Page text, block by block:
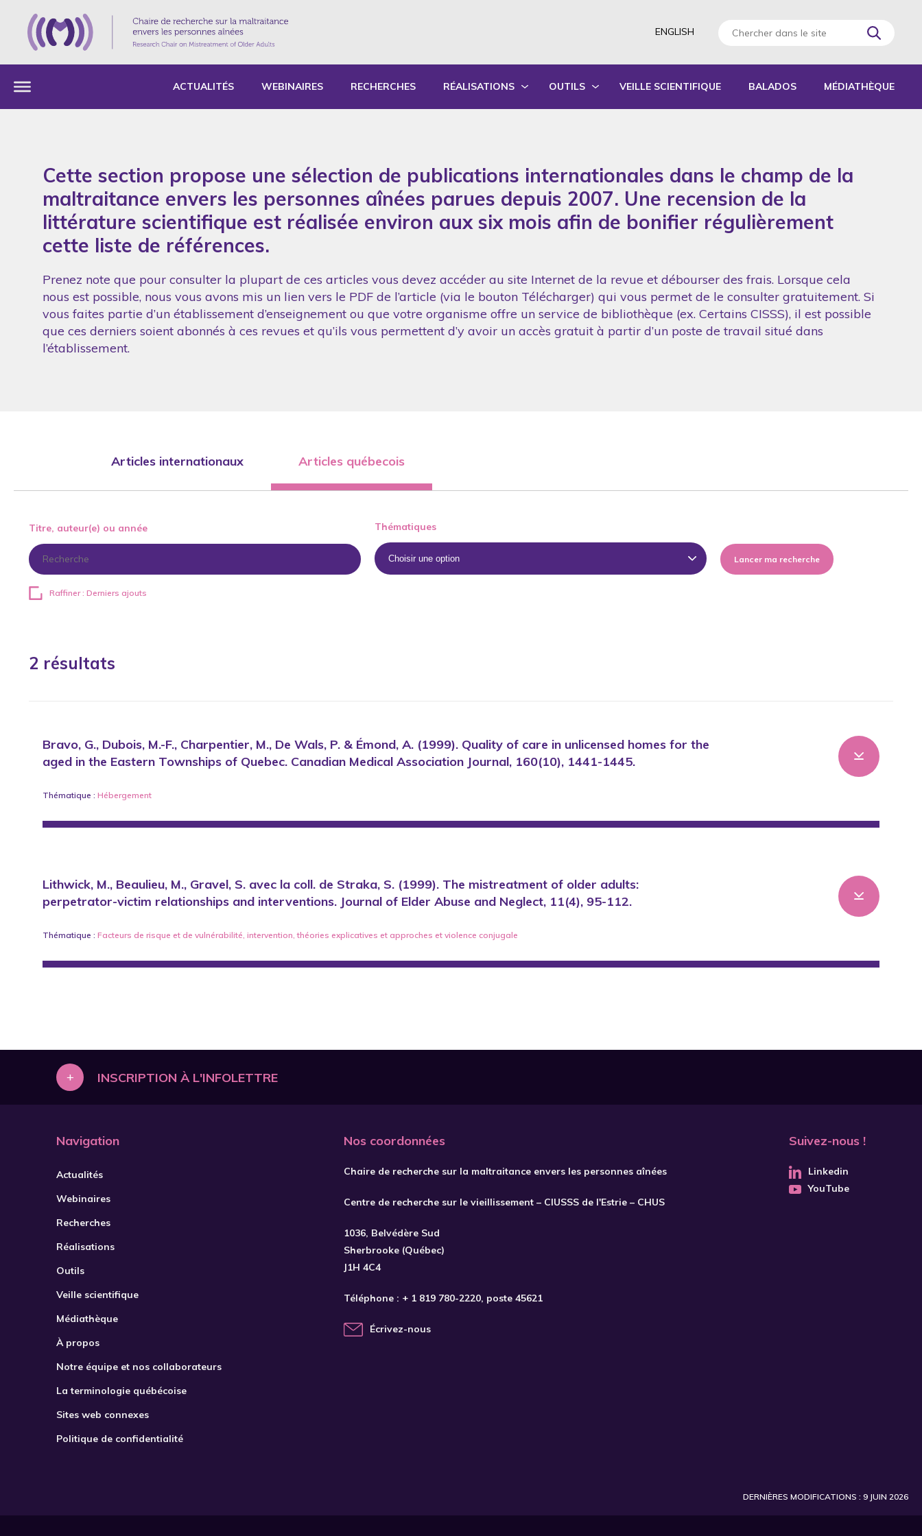
ENGLISH
ACTUALITÉS WEBINAIRES RECHERCHES RÉALISATIONS
SYNTHÈSE DES RAPPORTS ANNUELS D’ACTIVITÉS
OUTILS
FORMATIONS
VEILLE SCIENTIFIQUE BALADOS MÉDIATHÈQUE
Cette section propose une sélection de publications internationales dans le champ de la
maltraitance envers les personnes aînées parues depuis 2007. Une recension de la
littérature scientifique est réalisée environ aux six mois afin de bonifier régulièrement
cette liste de références.
Prenez note que pour consulter la plupart de ces articles vous devez accéder au site Internet de la revue et débourser des frais. Lorsque cela
nous est possible, nous vous avons mis un lien vers le PDF de l’article (via le bouton Télécharger) qui vous permet de le consulter gratuitement. Si
vous faites partie d’un établissement d’enseignement ou que votre organisme offre un service de bibliothèque (ex. Certains CISSS), il est possible
que ces derniers soient abonnés à ces revues et qu’ils vous permettent d’y avoir un accès gratuit à partir d’un poste de travail situé dans
l’établissement.
Articles internationaux Articles québecois
Titre, auteur(e) ou année Thématiques
Lancer ma recherche
Raffiner : Derniers ajouts
2 résultats
Bravo, G., Dubois, M.-F., Charpentier, M., De Wals, P. & Émond, A. (1999). Quality of care in unlicensed homes for the
aged in the Eastern Townships of Quebec. Canadian Medical Association Journal, 160(10), 1441-1445.
Thématique : Hébergement
Lithwick, M., Beaulieu, M., Gravel, S. avec la coll. de Straka, S. (1999). The mistreatment of older adults:
perpetrator-victim relationships and interventions. Journal of Elder Abuse and Neglect, 11(4), 95-112.
Thématique : Facteurs de risque et de vulnérabilité, intervention,théories explicatives et approches et violence conjugale
+ INSCRIPTION À L'INFOLETTRE
Navigation
Actualités
Webinaires
Recherches
Réalisations
Outils
Veille scientifique
Médiathèque
À propos
Notre équipe et nos collaborateurs
La terminologie québécoise
Sites web connexes
Politique de confidentialité
Nos coordonnées
Chaire de recherche sur la maltraitance envers les personnes aînées
Centre de recherche sur le vieillissement – CIUSSS de l'Estrie – CHUS
1036, Belvédère Sud
Sherbrooke (Québec)
J1H 4C4
Téléphone : + 1 819 780-2220, poste 45621
Écrivez-nous
Suivez-nous !
Linkedin
YouTube
DERNIÈRES MODIFICATIONS : 9 JUIN 2026